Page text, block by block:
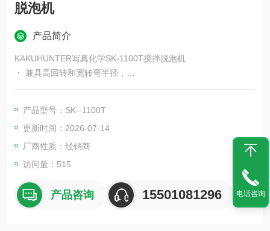
脱泡机
产品简介
KAKUHUNTER写真化学SK-1100T搅拌脱泡机
・ 兼具高回转和宽转弯半径，
用于高质量材料生产的模型
提高粉末和液体的混合速率，
抑制肿块的发生
产品型号：SK--1100T
更新时间：2026-07-14
厂商性质：经销商
访问量：515
产品咨询 15501081296 电话咨询